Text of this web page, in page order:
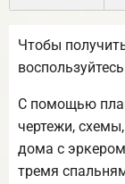
Чтобы
С помощью
чертежи,
дома с
тремя